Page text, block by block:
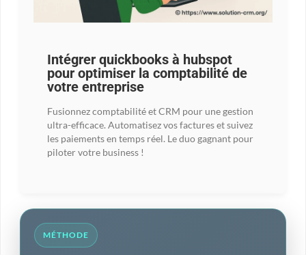
Intégrer quickbooks à hubspot
pour optimiser la comptabilité de
votre entreprise
Fusionnez comptabilité et CRM pour une gestion
ultra-efficace. Automatisez vos factures et suivez
les paiements en temps réel. Le duo gagnant pour
piloter votre business !
MÉTHODE